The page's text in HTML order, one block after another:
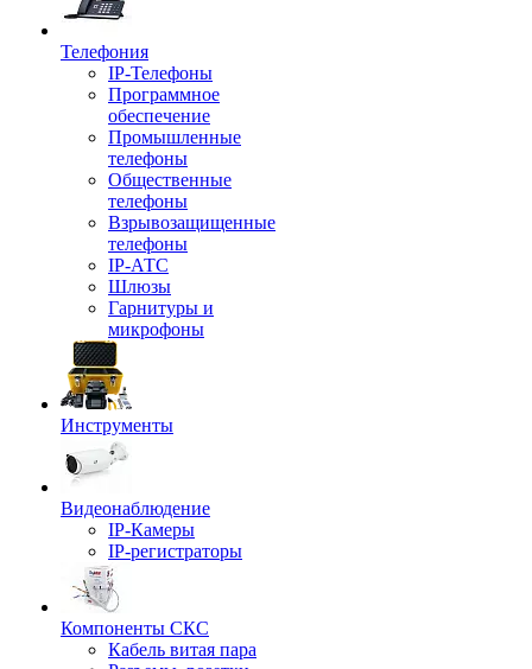
Телефония
IP-Телефоны
Программное
обеспечение
Промышленные
телефоны
Общественные
телефоны
Взрывозащищенные
телефоны
IP-АТС
Шлюзы
Гарнитуры и
микрофоны
Инструменты
Видеонаблюдение
IP-Камеры
IP-регистраторы
Компоненты СКС
Кабель витая пара